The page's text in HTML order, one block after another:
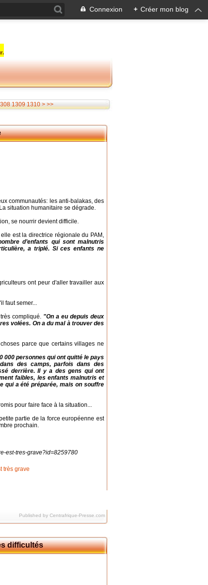
Connexion + Créer mon blog
1309 13101320
1330
1340
1350
1360
1370
1380
1390
1400
1500
1600
1700
1800
1900
2000
2100
2200
2300
2400
2500
> >>
communautés: les anti-balakas, des
situation humanitaire se dégrade.
se nourrir devient difficile.
elle est la directrice régionale du PAM,
d’enfants qui sont malnutris
a triplé. Si ces enfants ne
ont peur d'aller travailler aux
faut semer...
compliqué. "On a eu depuis deux
volées. On a du mal à trouver des
parce que certains villages ne
000 personnes qui ont quitté le pays
des camps, parfois dans des
derrière. Il y a des gens qui ont
faibles, les enfants malnutris et
qui a été préparée, mais on souffre
pour faire face à la situation...
partie de la force européenne est
prochain.
est-tres-grave?id=8259780
Published by Centrafrique-Presse.com
difficultés